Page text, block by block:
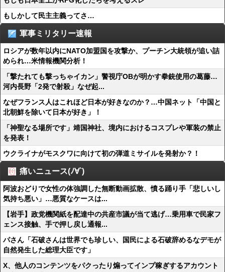
もしかして民主主義ってさ…
軍事ミリタリー速報
ロシアが数年以内にNATO加盟国を攻撃か、プーチン大統領が追い詰
められ…米情報機関分析！
「撃たれても撃っちゃイカン」警視庁OBが明かす拳銃使用の葛藤…
河内長野「2発で射殺」なぜ起...
なぜフランス人はこれほど日本が好きなのか？…中国ネット「中国と
北朝鮮を除いて日本が好き」！
「神聖なる場所です」靖国神社、境内におけるコスプレや軍装の禁止
を発表！
ウクライナがモスクワに向けて初の弾道ミサイルを発射か？！
痛いニュース(ﾉ∀`)
阿波おどりで女性の体強調した無断動画拡散、憤る踊り手「悲しいし
気持ち悪い」…悪質なケースは...
【岩手】政党機関紙を配達中の共産市議が当て逃げ…乗用車で民家フ
ェンス接触、手で押し戻し通報...
パさん「石破さんは世界でも珍しい、国民による石破辞めるなデモが
自然発生した総理大臣です」
X、他人のコンテンツをパクったり煽ってインプ稼ぎするアカウント